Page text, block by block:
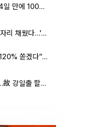
놀란 감독 '오디세이', 개봉 4일 만에 100만 돌파⋯'왕사남' 보다 빠르다
'불명' 문세윤, 故 터틀맨 빈자리 채웠다…'거북이' 눈물의 최종 우승
AT마드리드 ‘7번’ 이강인 “120% 쏟겠다”⋯시메오네 감독 “필요한 선수”
추미애 "우리 목표는 연대"…故 강일출 할머니 흉상 제막